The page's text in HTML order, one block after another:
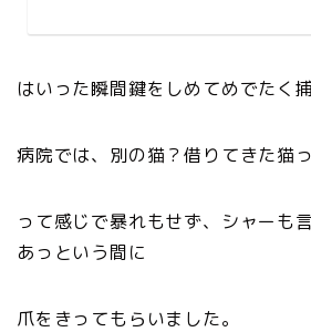
はいった瞬間鍵をしめてめでたく捕
病院では、別の猫？借りてきた猫
って感じで暴れもせず、シャーも
あっという間に
爪をきってもらいました。